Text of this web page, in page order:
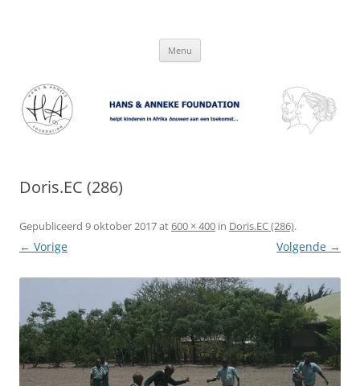
Menu
Doris.EC (286)
Gepubliceerd 9 oktober 2017at600 × 400 in Doris.EC (286).
← Vorige Volgende →